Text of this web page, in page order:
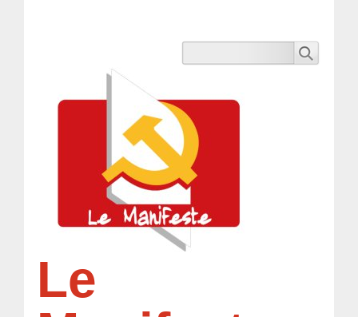
Le